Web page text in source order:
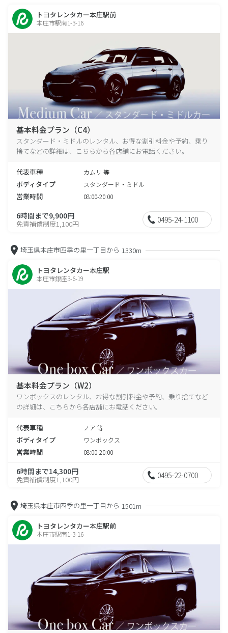
トヨタレンタカー本庄駅前
本庄市駅南1-3-16
基本料金プラン（C4）
スタンダード・ミドルのレンタル、お得な割引料金や予約、乗り
捨てなどの詳細は、こちらから各店舗にお電話ください。
代表車種 カムリ 等
ボディタイプ スタンダード・ミドル
営業時間 08:00-20:00
6時間まで9,900円
免責補償制度1,100円 0495-24-1100
埼玉県本庄市四季の里一丁目から 1330m
トヨタレンタカー本庄駅
本庄市銀座3-6-19
基本料金プラン（W2）
ワンボックスのレンタル、お得な割引料金や予約、乗り捨てなど
の詳細は、こちらから各店舗にお電話ください。
代表車種 ノア 等
ボディタイプ ワンボックス
営業時間 08:00-20:00
6時間まで14,300円
免責補償制度1,100円 0495-22-0700
埼玉県本庄市四季の里一丁目から 1501m
トヨタレンタカー本庄駅前
本庄市駅南1-3-16